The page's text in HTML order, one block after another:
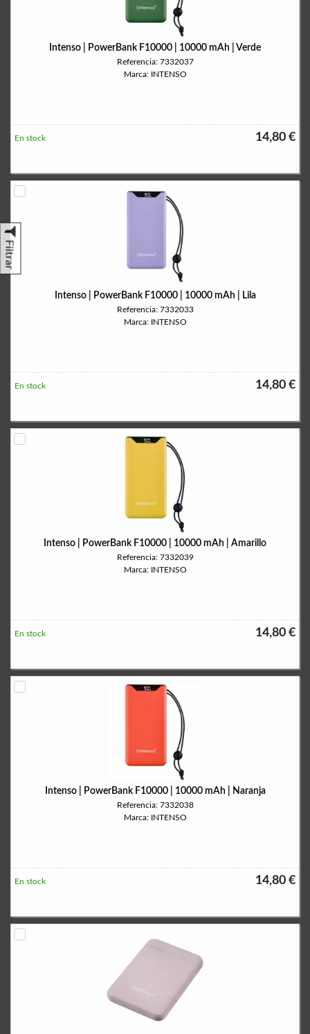
Filtrar
Intenso | PowerBank F10000 | 10000 mAh | Verde
Referencia: 7332037
Marca: INTENSO
14,80 €
En stock
Intenso | PowerBank F10000 | 10000 mAh | Lila
Referencia: 7332033
Marca: INTENSO
14,80 €
En stock
Intenso | PowerBank F10000 | 10000 mAh | Amarillo
Referencia: 7332039
Marca: INTENSO
14,80 €
En stock
Intenso | PowerBank F10000 | 10000 mAh | Naranja
Referencia: 7332038
Marca: INTENSO
14,80 €
En stock